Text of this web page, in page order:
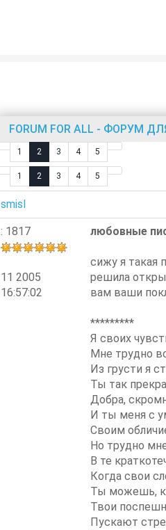
FORUM FOR ALL - ФОРУМ
1 2 3 4 5
1 2 3 4 5
smisl
: 1817
11 2005
16:57:02
любовные
сижу я такая
решила
вам ваши
*********
Я своих
Мне трудно
Из грусти я
Ты так
Добра,
И ты меня с
Своим
Но трудно
В те
Когда свои
Ты можешь,
Твои
Пускают